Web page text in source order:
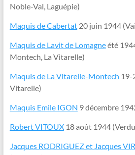
Noble-Val, Laguépie)
Maquis de Cabertat20 juin 1944
Maquis de Lavit de Lomagneété
Montech, La Vitarelle)
Maquis de La Vitarelle-Montech 19-
Vitarelle)
Maquis Emile IGON 9 décembre
Robert VITOUX18 août 1944
Jacques RODRIGUEZ et Jacques